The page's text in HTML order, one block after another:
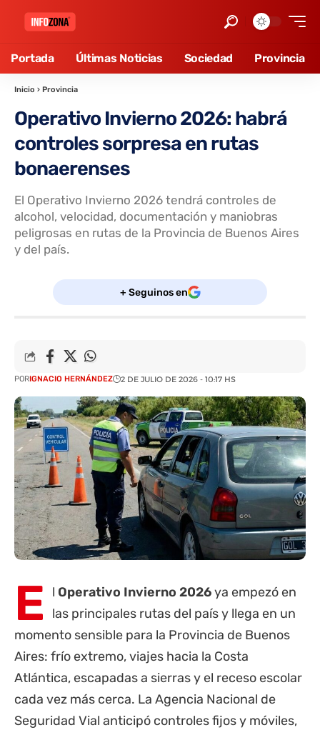
Portada Últimas Noticias Sociedad Provincia
Inicio › Provincia
Operativo Invierno 2026: habrá
controles sorpresa en rutas
bonaerenses
El Operativo Invierno 2026 tendrá controles de
alcohol, velocidad, documentación y maniobras
peligrosas en rutas de la Provincia de Buenos Aires
y del país.
+ Seguinos en
PORIGNACIO HERNÁNDEZ 2 DE JULIO DE 2026 - 10:17 HS
E l Operativo Invierno 2026ya empezó en
las principales rutas del país y llega en un
momento sensible para la Provincia de Buenos
Aires: frío extremo, viajes hacia la Costa
Atlántica, escapadas a sierras y el receso escolar
cada vez más cerca. La Agencia Nacional de
Seguridad Vial anticipó controles fijos y móviles,